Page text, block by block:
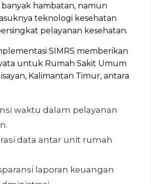
hambatan, namun
teknologi kesehatan
pelayanan kesehatan.
SIMRS memberikan
untuk Rumah Sakit Umum
Kalimantan Timur, antara
waktu dalam pelayanan
data antar unit rumah
laporan keuangan